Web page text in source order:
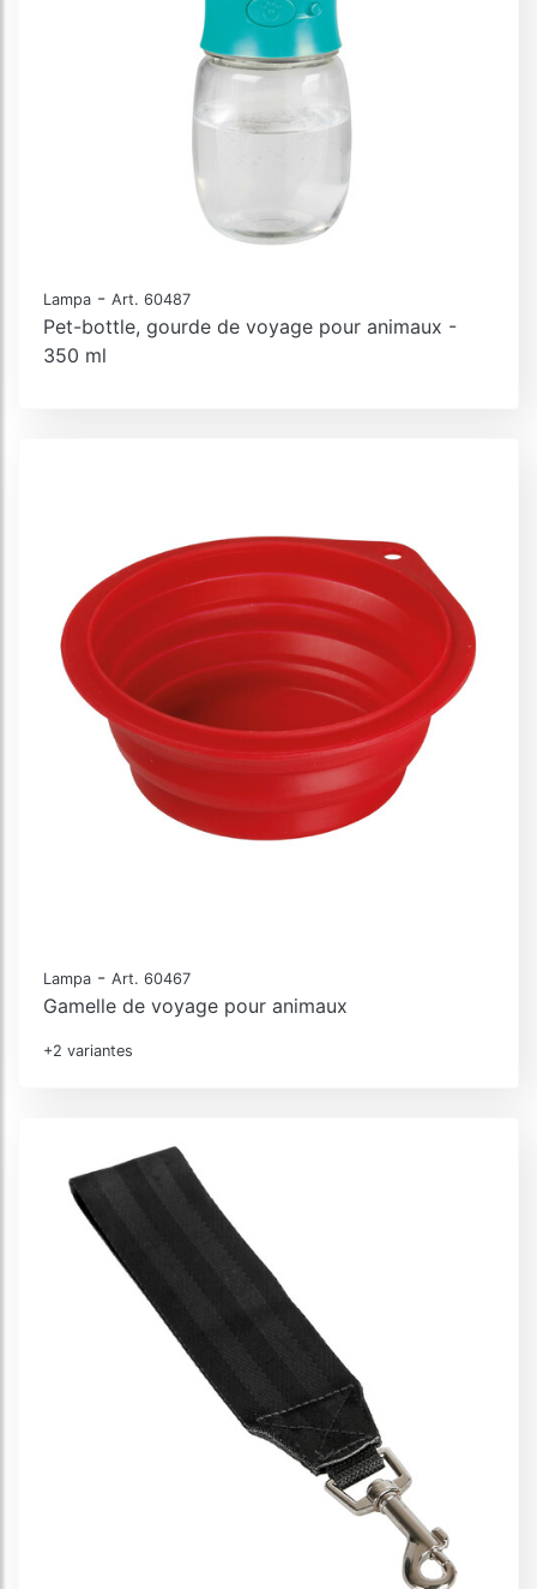
Lampa - Art. 60487
Pet-bottle, gourde de voyage pour animaux -
350 ml
Lampa - Art. 60467
Gamelle de voyage pour animaux
+2 variantes